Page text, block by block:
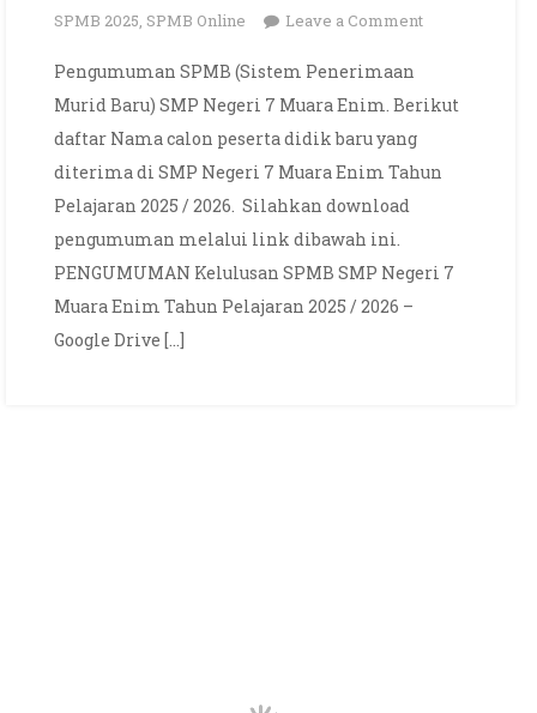
SPMB 2025, SPMB Online Leave a Commenton
SPMB
NEGERI
ENIM
Pengumuman SPMB (Sistem Penerimaan
Murid Baru) SMP Negeri 7 Muara Enim. Berikut
daftar Nama calon peserta didik baru yang
diterima di SMP Negeri 7 Muara Enim Tahun
Pelajaran 2025 / 2026. Silahkan download
pengumuman melalui link dibawah ini.
PENGUMUMAN Kelulusan SPMB SMP Negeri 7
Muara Enim Tahun Pelajaran 2025 / 2026 –
Google Drive […]